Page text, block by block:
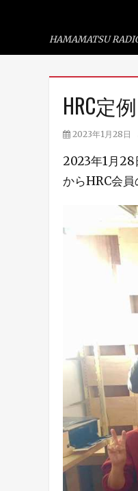
HAMAMATSU
HRC定
投
日
2023年1月28日
2023年1月28
からHRC会員